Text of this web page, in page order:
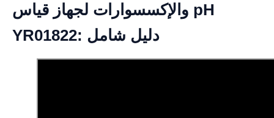
والإكسسوارات لجهاز قياس pH
YR01822: دليل شامل